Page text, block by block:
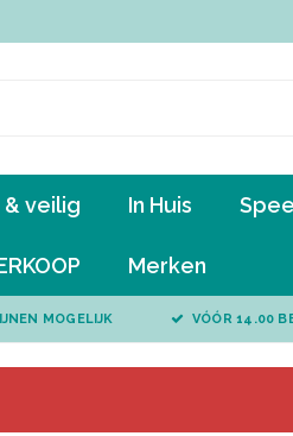
veilig In Huis
Merken
MOGELIJK VÓÓR 14.00